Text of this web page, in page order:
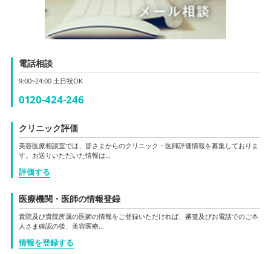
電話相談
9:00~24:00 土日祝OK
0120-424-246
クリニック評価
美容医療相談室では、皆さまからのクリニック・医師評価情報を募集しておりま
す。お送りいただいた情報は…
評価する
医療機関・医師の情報登録
貴院及び貴院所属の医師の情報をご登録いただければ、審査及びお電話でのご本
人さま確認の後、美容医療…
情報を登録する